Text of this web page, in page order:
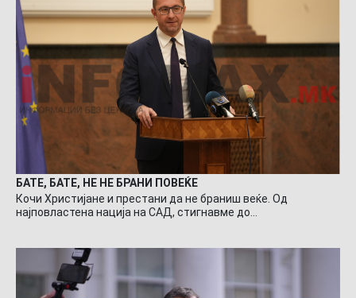
БАТЕ, БАТЕ, НЕ НЕ БРАНИ ПОВЕЌЕ
Кочи Христијане и престани да не браниш веќе. Од
најповластена нација на САД, стигнавме до…